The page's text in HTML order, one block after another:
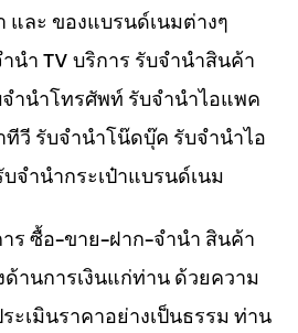
ละ ของแบรนด์เนมต่างๆ
นำ TV บริการ รับจำนำสินค้า
ำนำโทรศัพท์ รับจำนำไอแพค
วี รับจำนำโน๊ดบุ๊ค รับจำนำไอ
จำนำกระเป๋าแบรนด์เนม
ร ซื้อ-ขาย-ฝาก-จำนำ สินค้า
านการเงินแก่ท่าน ด้วยความ
ะเมินราคาอย่างเป็นธรรม ท่าน